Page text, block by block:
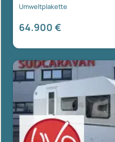
Umweltplakette
64.900 €